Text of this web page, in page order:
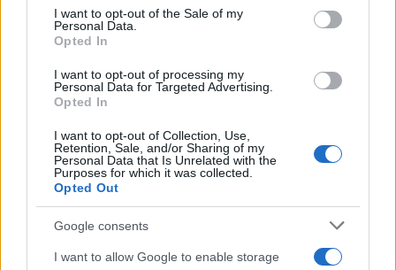
consent section.
I want to opt-out of the Sale of my
Personal Data.
Opted In
I want to opt-out of processing my
Personal Data for Targeted Advertising.
Opted In
I want to opt-out of Collection, Use,
Retention, Sale, and/or Sharing of my
Personal Data that Is Unrelated with the
Purposes for which it was collected.
Opted Out
Google consents
I want to allow Google to enable storage
καγκελάριος Όλαφ Σολτς , παρουσιάζοντας τα
αποτελέσματα των διαβουλεύσεων των τριών
κυβερνητικών κομμάτων: ένα τρίτο πακέτο
στήριξης 65 δισεκατομμυρίων ευρώ, διπλάσιο από
είχαν όγκο 30 δισ. ευρώ.Συνολικά , με τα τρία
πακέτα στήριξης η Γερμανία διαθέτει
95 δισ. ευρώ
για την ανακούφιση πολιτών και επιχειρήσεων
Στις σημαντικές αποφάσεις που ανακοινώθηκαν